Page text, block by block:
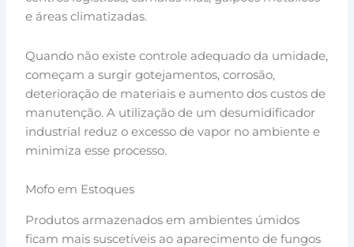
e áreas climatizadas.
Quando não existe controle adequado da umidade,
começam a surgir gotejamentos, corrosão,
deterioração de materiais e aumento dos custos de
manutenção. A utilização de um desumidificador
industrial reduz o excesso de vapor no ambiente e
minimiza esse processo.
Mofo em Estoques
Produtos armazenados em ambientes úmidos
ficam mais suscetíveis ao aparecimento de fungos